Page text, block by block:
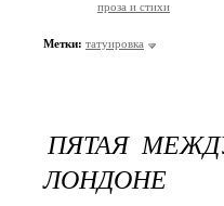
проза и стихи
Метки: татуировка
ПЯТАЯ
ЛОНДОНЕ